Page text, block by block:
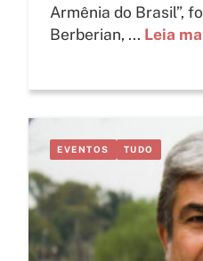
Armênia do Brasil”,
Berberian, ... Leia
EVENTOS TUDO